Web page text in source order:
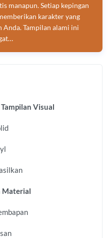
manapun. Setiap kepingan
karakter yang
Anda. Tampilan alami ini
Visual
Material